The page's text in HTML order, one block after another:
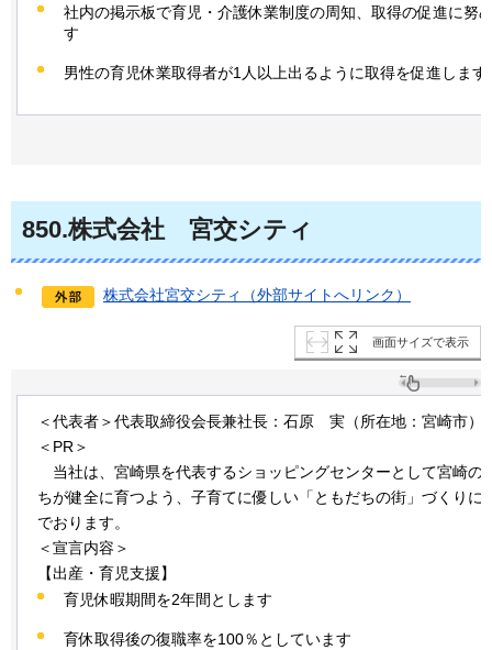
社内の掲示板で育児・介護休業制度の周知、取得の促進に努
す
男性の育児休業取得者が1人以上出るように取得を促進します
850.株式会社 宮交シティ
株式会社宮交シティ（外部サイトへリンク）
画面サイズで表示
＜代表者＞代表取締役会長兼社長：石原 実 （所在地：宮崎市）
＜PR＞
当社は、宮崎県を代表するショッピングセンターとして宮崎の
ちが健全に育つよう、子育てに優しい「ともだちの街」づくりに
でおります。
＜宣言内容＞
【出産・育児支援】
育児休暇期間を2年間とします
育休取得後の復職率を100％としています